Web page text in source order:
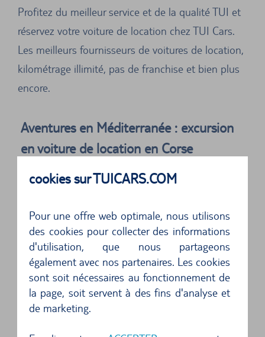
cookies sur TUICARS.COM
Pour une offre web optimale, nous utilisons
des cookies pour collecter des informations
d'utilisation, que nous partageons
également avec nos partenaires. Les cookies
sont soit nécessaires au fonctionnement de
la page, soit servent à des fins d'analyse et
de marketing.
Profitez du meilleur service et de la qualité TUI et
réservez votre voiture de location chez TUI Cars.
Les meilleurs fournisseurs de voitures de location,
kilométrage illimité, pas de franchise et bien plus
encore.
Aventures en Méditerranée : excursion
en voiture de location en Corse
Une des plus belles routes panoramiques de
portuaire de Galéria le long de la côte ouest.
Profitez, le long du parcours, des panoramas
uniques sur les flots bleu azur de la
Méditerranée, tout en découvrant divers sites
touristiques tels la Grotte des Veaux Marins ou la
chapelle Notre Dame de la Serra. En arrière-plan,